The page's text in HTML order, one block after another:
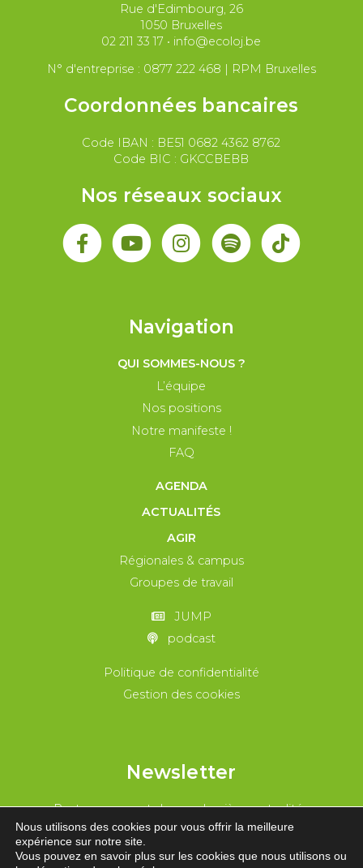
Paix et droit international
Rue d'Edimbourg, 26
1050 Bruxelles
02 211 33 17 • info@ecoloj.be
N° d'entreprise : 0877 222 468 | RPM Bruxelles
Coordonnées bancaires
Code IBAN : BE51 0682 4362 8762
Code BIC : GKCCBEBB
Nos réseaux sociaux
Navigation
QUI SOMMES-NOUS ?
L’équipe
Nos positions
Notre manifeste !
FAQ
AGENDA
ACTUALITÉS
AGIR
Régionales & campus
Groupes de travail
JUMP
podcast
Politique de confidentialité
Gestion des cookies
Newsletter
Reste au courant de nos dernières actualités
REJOINS-NOUS !
Nous utilisons des cookies pour vous offrir la meilleure
expérience sur notre site.
Vous pouvez en savoir plus sur les cookies que nous utilisons ou